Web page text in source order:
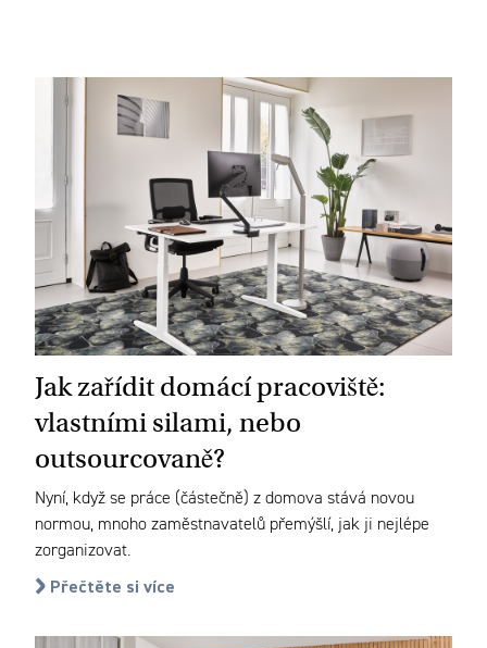
Jak zařídit domácí pracoviště:
vlastními silami, nebo
outsourcovaně?
Nyní, když se práce (částečně) z domova stává novou
normou, mnoho zaměstnavatelů přemýšlí, jak ji nejlépe
zorganizovat.
Přečtěte si více